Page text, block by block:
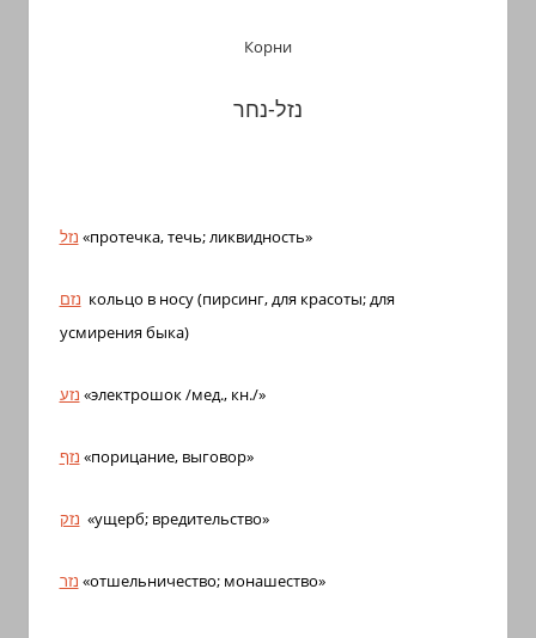
Корни
נזל-נחר
נזל «протечка, течь; ликвидность»
נזם кольцо в носу (пирсинг, для красоты; для
усмирения быка)
נזע «электрошок /мед., кн./»
נזף «порицание, выговор»
נזק «ущерб; вредительство»
נזר «отшельничество; монашество»